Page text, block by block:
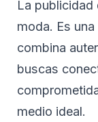
La publicidad
moda. Es
combina
buscas
medio ideal.